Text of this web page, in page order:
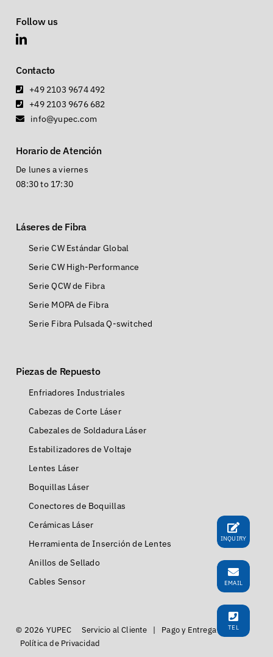
Follow us
Contacto
+49 2103 9674 492
+49 2103 9676 682
info@yupec.com
Horario de Atención
De lunes a viernes
08:30 to 17:30
Láseres de Fibra
Serie CW Estándar Global
Serie CW High-Performance
Serie QCW de Fibra
Serie MOPA de Fibra
Serie Fibra Pulsada Q-switched
Piezas de Repuesto
Enfriadores Industriales
Cabezas de Corte Láser
Cabezales de Soldadura Láser
Estabilizadores de Voltaje
Lentes Láser
Boquillas Láser
Conectores de Boquillas
Cerámicas Láser
Herramienta de Inserción de Lentes
Anillos de Sellado
Cables Sensor
© 2026 YUPEC Servicio al Cliente | Pago y Entrega|
Política de Privacidad
INQUIRY
EMAIL
TEL